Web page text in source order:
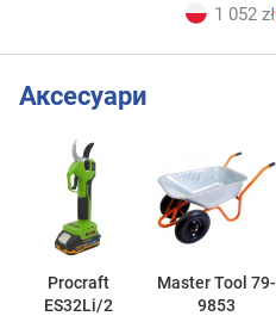
1 052 zł
Аксесуари
Procraft
ES32Li/2
Master Tool 79-
9853